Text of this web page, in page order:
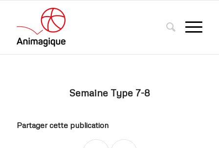
Semaine Type 7-8
Partager cette publication